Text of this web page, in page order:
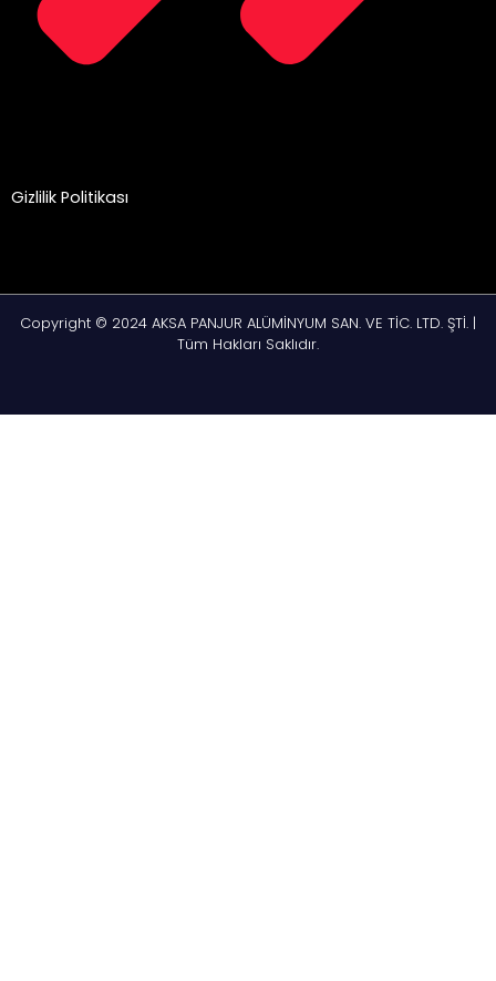
Gizlilik Politikası
Copyright © 2024 AKSA PANJUR ALÜMİNYUM SAN. VE TİC. LTD. ŞTİ. |
Tüm Hakları Saklıdır.